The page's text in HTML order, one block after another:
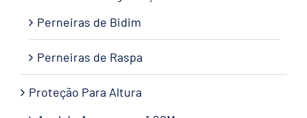
Perneiras de Bidim
Perneiras de Raspa
Proteção Para Altura